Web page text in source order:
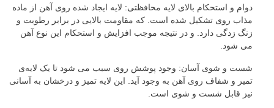
دوام و استحکام بالای لایه محافظتی: لایه ایجاد شده روی آهن از ماده
مذاب روی تشکیل شده است. که مقاومت بالایی در برابر رطوبت و
زنگ زدگی دارد. و در نتیجه موجب افزایش و استحکام این نوع آهن
می شود.
شست و شوی آسان: وجود پوشش روی سبب می شود تا یک لایه‌ی
تمیر و شفاف روی آهن به وجود آید. این لایه تمیز و درخشان به آسانی
نیز قابل شست و شوی است.